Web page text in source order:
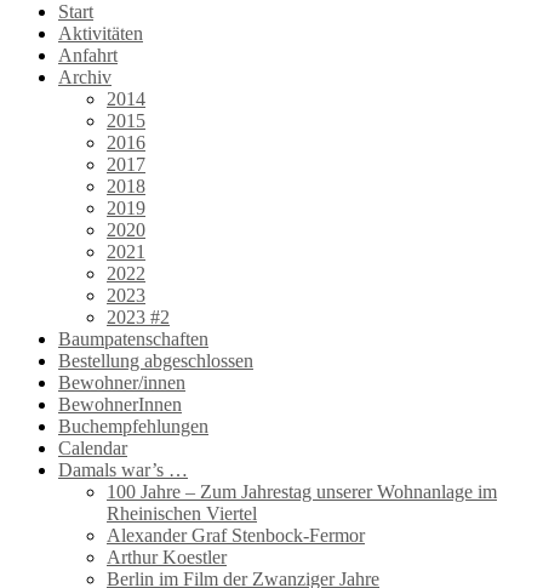
Start
Aktivitäten
Anfahrt
Archiv
2014
2015
2016
2017
2018
2019
2020
2021
2022
2023
2023 #2
Baumpatenschaften
Bestellung abgeschlossen
Bewohner/innen
BewohnerInnen
Buchempfehlungen
Calendar
Damals war’s …
100 Jahre – Zum Jahrestag unserer Wohnanlage im
Rheinischen Viertel
Alexander Graf Stenbock-Fermor
Arthur Koestler
Berlin im Film der Zwanziger Jahre